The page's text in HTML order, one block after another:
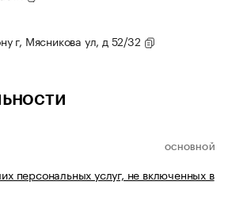
г, Мясникова ул, д 52/32
ОСНОВНОЙ
персональных услуг, не включенных в